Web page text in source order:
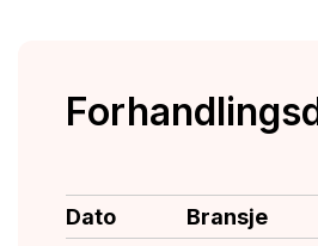
Dato Bransje